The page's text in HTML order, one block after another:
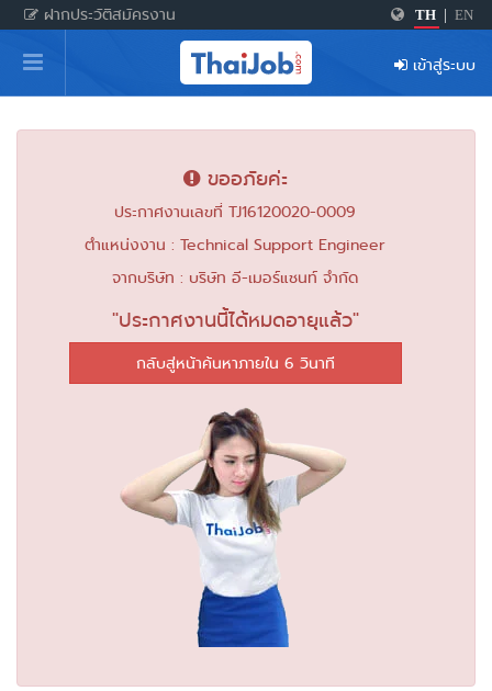
ฝากประวัติสมัครงาน TH EN
หน้าหลัก
ผู้สมัครงาน: เข้าสู่ระบบ
ฝากประวัติสมัครงาน
สำหรับผู้ประกอบการ
เข้าสู่ระบบ
ขออภัยค่ะ
ประกาศงานเลขที่ TJ16120020-0009
ตำแหน่งงาน : Technical Support Engineer
จากบริษัท : บริษัท อี-เมอร์แชนท์ จำกัด
"ประกาศงานนี้ได้หมดอายุแล้ว"
กลับสู่หน้าค้นหาภายใน 6 วินาที